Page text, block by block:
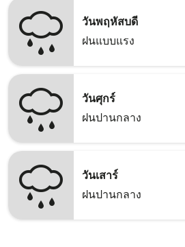
วันพฤหัสบดี
ฝนแบบแรง
วันศุกร์
ฝนปานกลาง
วันเสาร์
ฝนปานกลาง